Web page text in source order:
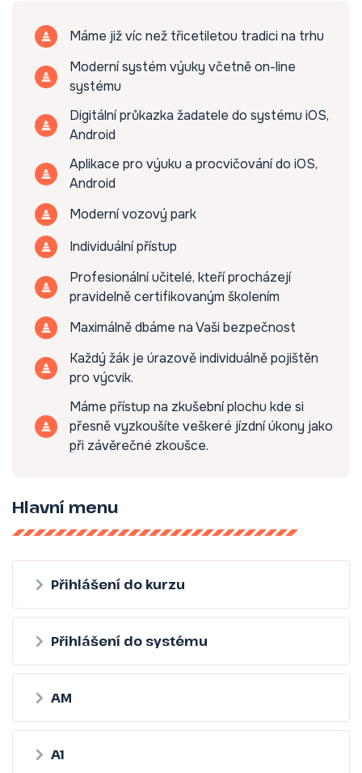
Hlavní menu
Přihlášení do kurzu
Přihlášení do systému
AM
A1
Máme již víc než třicetiletou tradici na trhu
Moderní systém výuky včetně on-line
systému
Digitální průkazka žadatele do systému iOS,
Android
Aplikace pro výuku a procvičování do iOS,
Android
Moderní vozový park
Individuální přístup
Profesionální učitelé, kteří procházejí
pravidelně certifikovaným školením
Maximálně dbáme na Vaši bezpečnost
Každý žák je úrazově individuálně pojištěn
pro výcvik.
Máme přístup na zkušební plochu kde si
přesně vyzkoušíte veškeré jízdní úkony jako
při závěrečné zkoušce.